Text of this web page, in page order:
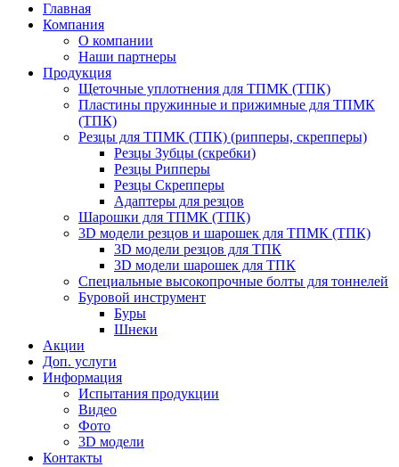
Главная
Компания
О компании
Наши партнеры
Продукция
Щеточные уплотнения для ТПМК (ТПК)
Пластины пружинные и прижимные для ТПМК
(ТПК)
Резцы для ТПМК (ТПК) (рипперы, скрепперы)
Резцы Зубцы (скребки)
Резцы Рипперы
Резцы Скрепперы
Адаптеры для резцов
Шарошки для ТПМК (ТПК)
3D модели резцов и шарошек для ТПМК (ТПК)
3D модели резцов для ТПК
3D модели шарошек для ТПК
Специальные высокопрочные болты для тоннелей
Буровой инструмент
Буры
Шнеки
Акции
Доп. услуги
Информация
Испытания продукции
Видео
Фото
3D модели
Контакты